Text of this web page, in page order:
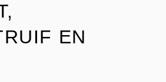
EN